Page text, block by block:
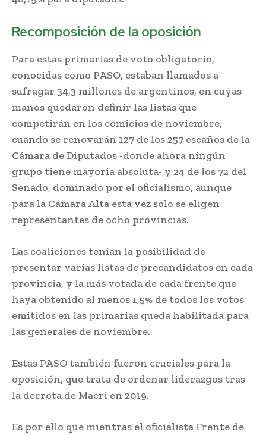
Recomposición de la oposición
Para estas primarias de voto obligatorio,
conocidas como PASO, estaban llamados a
sufragar 34,3 millones de argentinos, en cuyas
manos quedaron definir las listas que
competirán en los comicios de noviembre,
cuando se renovarán 127 de los 257 escaños de la
Cámara de Diputados -donde ahora ningún
grupo tiene mayoría absoluta- y 24 de los 72 del
Senado, dominado por el oficialismo, aunque
para la Cámara Alta esta vez solo se eligen
representantes de ocho provincias.
Las coaliciones tenían la posibilidad de
presentar varias listas de precandidatos en cada
provincia, y la más votada de cada frente que
haya obtenido al menos 1,5% de todos los votos
emitidos en las primarias queda habilitada para
las generales de noviembre.
Estas PASO también fueron cruciales para la
oposición, que trata de ordenar liderazgos tras
la derrota de Macri en 2019.
Es por ello que mientras el oficialista Frente de